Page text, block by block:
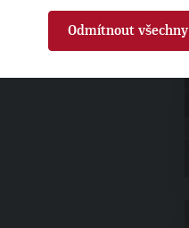
Odmítnout všechny